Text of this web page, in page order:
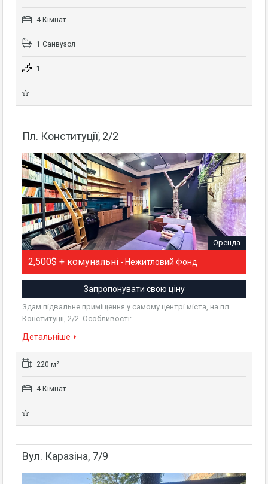
4 Кімнат
1 Санвузол
1
Пл. Конституції, 2/2
Оренда
2,500$ + комунальні - Нежитловий Фонд
Запропонувати свою ціну
Здам підвальне приміщення у самому центрі міста, на пл.
Конституції, 2/2. Особливості:…
Детальніше
220 м²
4 Кімнат
Вул. Каразіна, 7/9